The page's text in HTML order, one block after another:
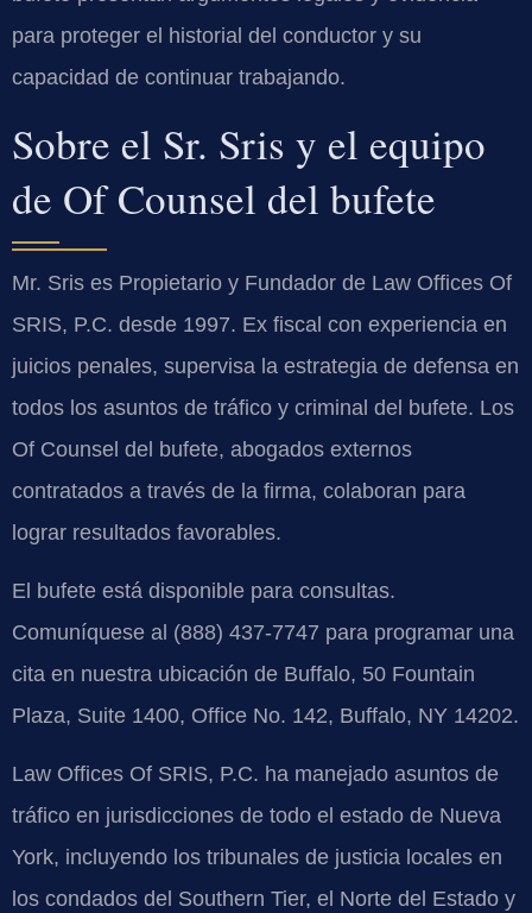
para proteger el historial del conductor y su
capacidad de continuar trabajando.
Sobre el Sr. Sris y el equipo
de Of Counsel del bufete
Mr. Sris es Propietario y Fundador de Law Offices Of
SRIS, P.C. desde 1997. Ex fiscal con experiencia en
juicios penales, supervisa la estrategia de defensa en
todos los asuntos de tráfico y criminal del bufete. Los
Of Counsel del bufete, abogados externos
contratados a través de la firma, colaboran para
lograr resultados favorables.
El bufete está disponible para consultas.
Comuníquese al (888) 437-7747 para programar una
cita en nuestra ubicación de Buffalo, 50 Fountain
Plaza, Suite 1400, Office No. 142, Buffalo, NY 14202.
Law Offices Of SRIS, P.C. ha manejado asuntos de
tráfico en jurisdicciones de todo el estado de Nueva
York, incluyendo los tribunales de justicia locales en
los condados del Southern Tier, el Norte del Estado y